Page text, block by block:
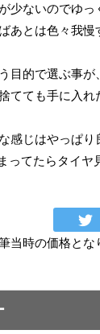
少ないのでゆっ
あとは色々我
目的で選ぶ事が
てても手に入
感じはやっぱり
ってたらタイヤ
当時の価格とな